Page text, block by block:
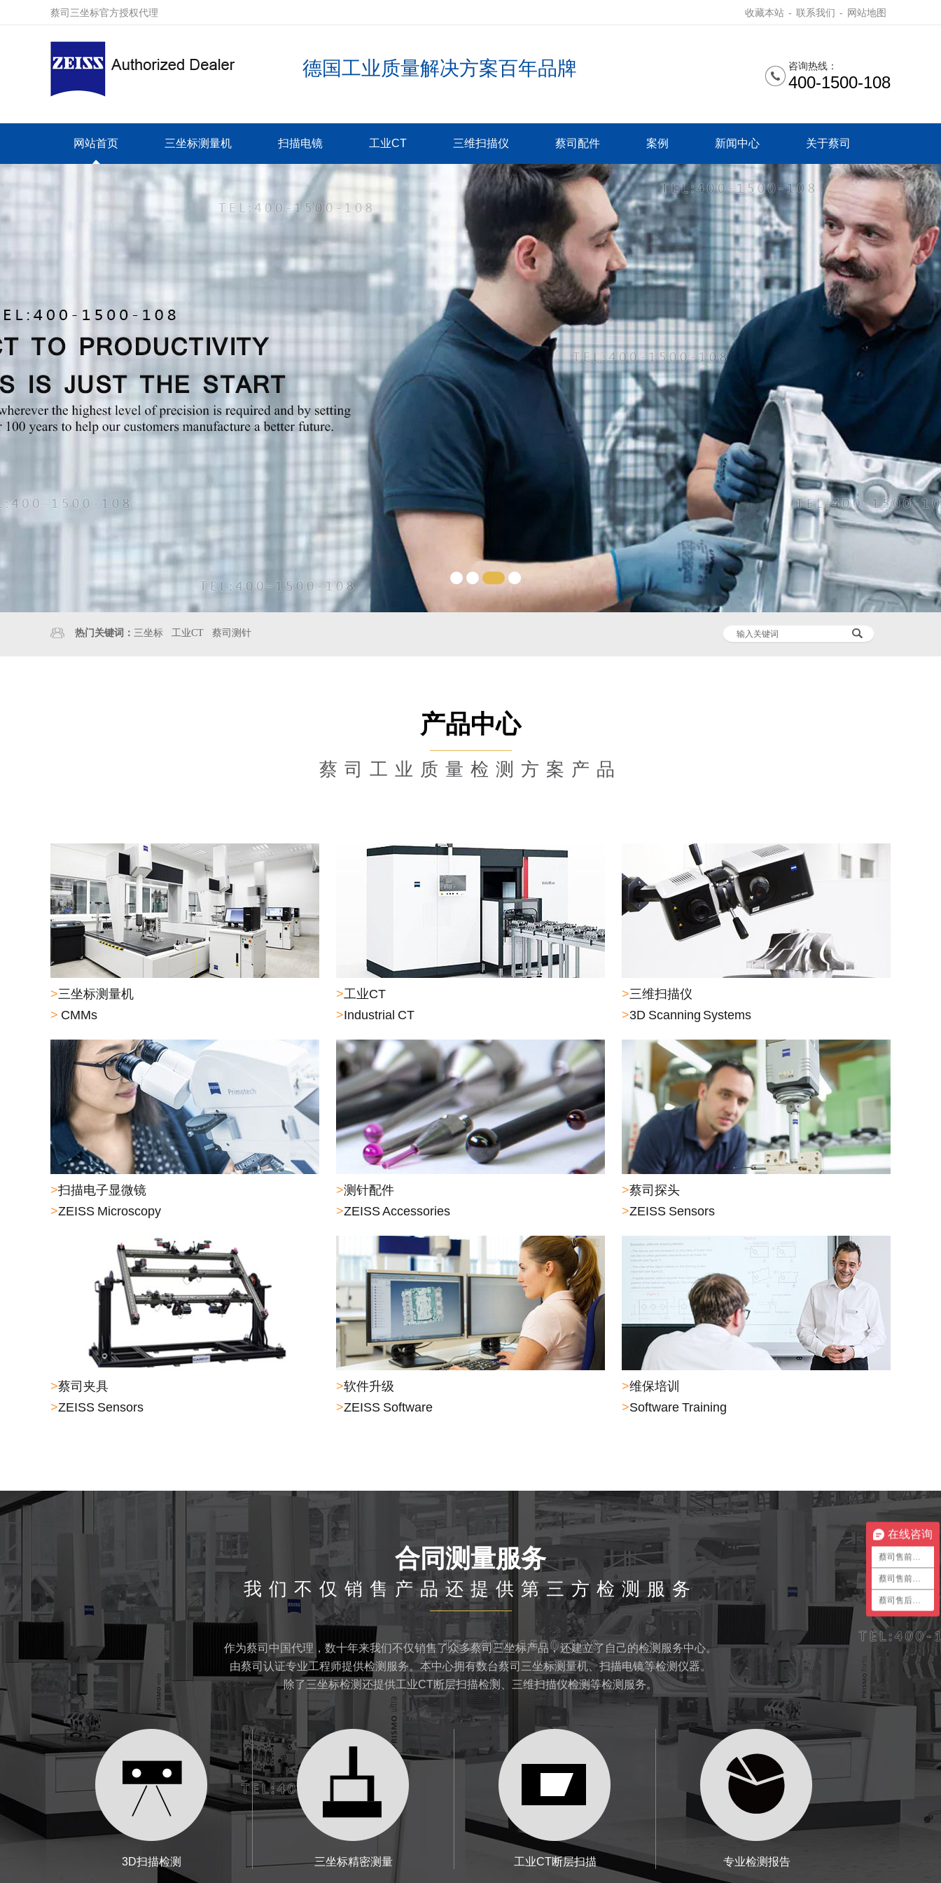
收藏本站 - 联系我们 - 网站地图
蔡司三坐标官方授权代理
咨询热线：
400-1500-108
德国工业质量解决方案百年品牌
网站首页 三坐标测量机 扫描电镜 工业CT 三维扫描仪 蔡司配件 案例 新闻中心 关于蔡司
热门关键词： 三坐标 工业CT 蔡司测针
产品中心
蔡司工业质量检测方案产品
>三坐标测量机
> CMMs
>工业CT
>Industrial CT
>三维扫描仪
>3D Scanning Systems
>扫描电子显微镜
>ZEISS Microscopy
>测针配件
>ZEISS Accessories
>蔡司探头
>ZEISS Sensors
>蔡司夹具
>ZEISS Sensors
>软件升级
>ZEISS Software
>维保培训
>Software Training
合同测量服务
我们不仅销售产品还提供第三方检测服务
作为蔡司中国代理，数十年来我们不仅销售了众多蔡司三坐标产品，还建立了自己的检测服务中心。
由蔡司认证专业工程师提供检测服务。本中心拥有数台蔡司三坐标测量机、扫描电镜等检测仪器。
除了三坐标检测还提供工业CT断层扫描检测、三维扫描仪检测等检测服务。
3D扫描检测 三坐标精密测量 工业CT断层扫描 专业检测报告
在线咨询
蔡司售前咨询1
蔡司售前咨询2
蔡司售后咨询